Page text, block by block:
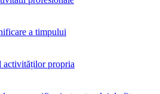
a timpului
activităților propria